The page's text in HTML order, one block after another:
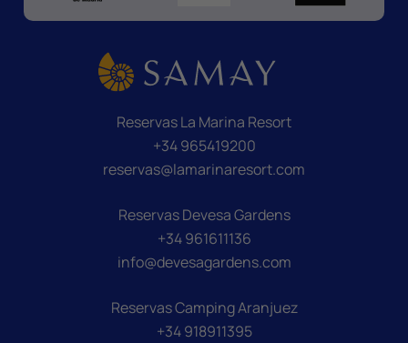
Reservas La Marina Resort
+34 965419200
reservas@lamarinaresort.com
Reservas Devesa Gardens
+34 961611136
info@devesagardens.com
Reservas Camping Aranjuez
+34 918911395